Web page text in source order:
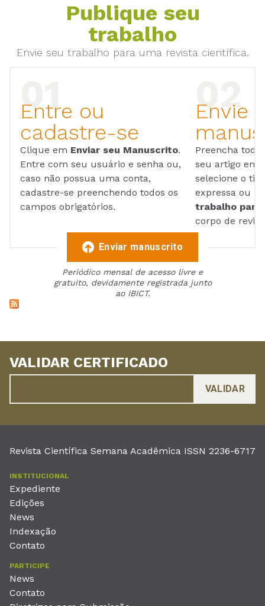
Publique seu
trabalho
Envie seu trabalho para uma revista científica.
Entre ou
cadastre-se
Clique em Enviar seu Manuscrito.
Entre com seu usuário e senha ou,
caso não possua uma conta,
cadastre-se preenchendo todos os
campos obrigatórios.
Envie
Preencha
seu artigo em
selecione o
expressa ou
trabalho para
corpo de
Enviar manuscrito
Periódico mensal de acesso livre e
gratuito, devidamente registrada junto
ao IBICT.
VALIDAR CERTIFICADO
Revista Científica Semana Acadêmica ISSN 2236-6717
INSTITUCIONAL
Expediente
Edições
News
Indexação
Contato
PARTICIPE
News
Contato